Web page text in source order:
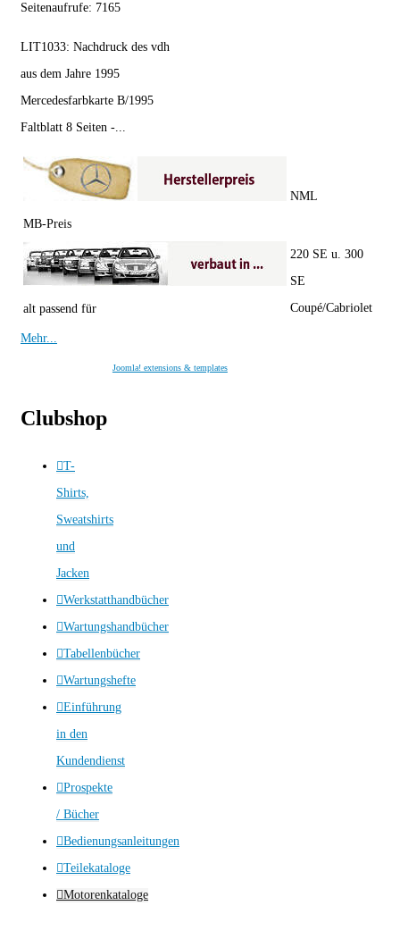
Seitenaufrufe: 7165
LIT1033: Nachdruck des vdh
aus dem Jahre 1995
Mercedesfarbkarte B/1995
Faltblatt 8 Seiten -...
MB-Preis
NML
alt passend für
220 SE u. 300
SE
Coupé/Cabriolet
Mehr...
Joomla! extensions & templates
Clubshop
T-
Shirts,
Sweatshirts
und
Jacken
Werkstatthandbücher
Wartungshandbücher
Tabellenbücher
Wartungshefte
Einführung
in den
Kundendienst
Prospekte
/ Bücher
Bedienungsanleitungen
Teilekataloge
Motorenkataloge